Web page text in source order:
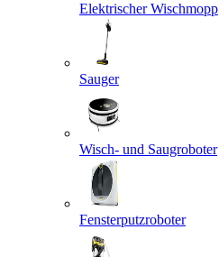
Elektrischer Wischmopp
Sauger
Wisch- und Saugroboter
Fensterputzroboter